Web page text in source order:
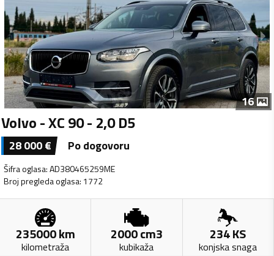
16
Volvo - XC 90 - 2,0 D5
28 000€ Po dogovoru
Šifra oglasa:AD380465259ME
Broj pregleda oglasa: 1772
235000km
kilometraža
2000cm3
kubikaža
234KS
konjska snaga